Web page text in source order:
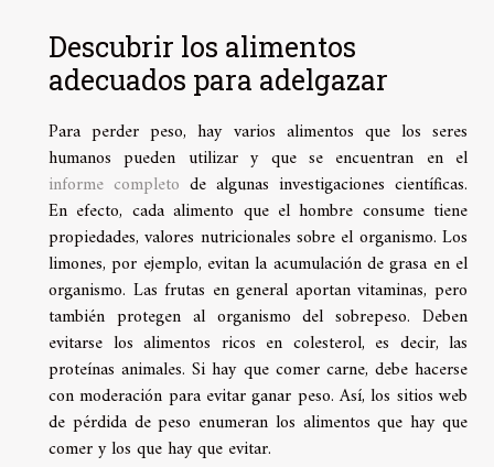
Descubrir los alimentos
adecuados para adelgazar
Para perder peso, hay varios alimentos que los seres
humanos pueden utilizar y que se encuentran en el
informe completo de algunas investigaciones científicas.
En efecto, cada alimento que el hombre consume tiene
propiedades, valores nutricionales sobre el organismo. Los
limones, por ejemplo, evitan la acumulación de grasa en el
organismo. Las frutas en general aportan vitaminas, pero
también protegen al organismo del sobrepeso. Deben
evitarse los alimentos ricos en colesterol, es decir, las
proteínas animales. Si hay que comer carne, debe hacerse
con moderación para evitar ganar peso. Así, los sitios web
de pérdida de peso enumeran los alimentos que hay que
comer y los que hay que evitar.